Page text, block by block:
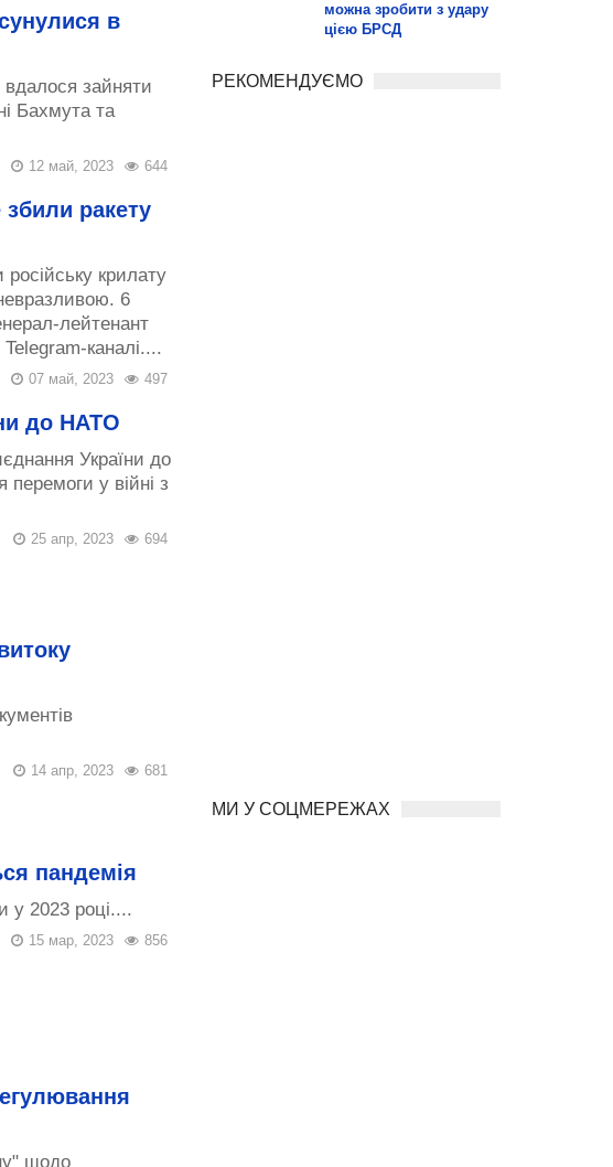
в
вдалося зайняти
Бахмута та
644
12 май, 2023
ракету
крилату
6
лейтенант
каналі....
497
07 май, 2023
до НАТО
України до
перемоги у війні з
694
25 апр, 2023
681
14 апр, 2023
пандемія
у 2023 році....
856
15 мар, 2023
щодо
можна зробити з удару
цією БРСД
РЕКОМЕНДУЄМО
МИ У СОЦМЕРЕЖАХ